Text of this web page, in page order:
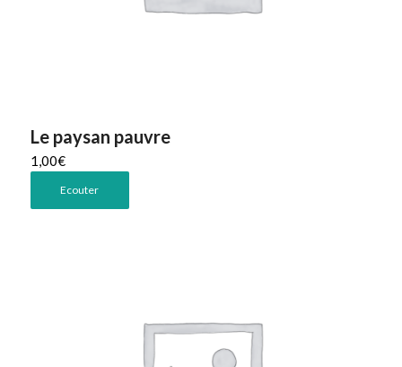
Le paysan pauvre
1,00€
Ecouter